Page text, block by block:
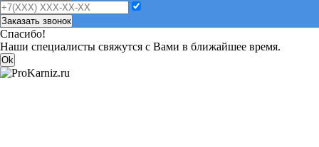
Заказать звонок
Спасибо!
Наши специалисты свяжутся с Вами в ближайшее время.
Ok